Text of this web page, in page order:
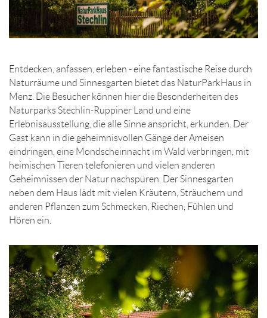
Entdecken, anfassen, erleben - eine fantastische Reise durch
Naturräume und Sinnesgarten bietet das NaturParkHaus in
Menz. Die Besucher können hier die Besonderheiten des
Naturparks Stechlin-Ruppiner Land und eine
Erlebnisausstellung, die alle Sinne anspricht, erkunden. Der
Gast kann in die geheimnisvollen Gänge der Ameisen
eindringen, eine Mondscheinnacht im Wald verbringen, mit
heimischen Tieren telefonieren und vielen anderen
Geheimnissen der Natur nachspüren. Der Sinnesgarten
neben dem Haus lädt mit vielen Kräutern, Sträuchern und
anderen Pflanzen zum Schmecken, Riechen, Fühlen und
Hören ein.